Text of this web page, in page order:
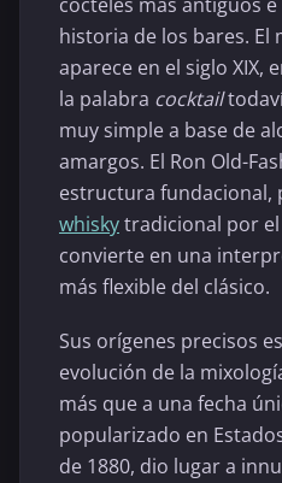
historia de los bares. El
aparece en el siglo XIX,
la palabra cocktail
muy simple a base de
amargos. El Ron Old-
estructura fundacional,
whiskytradicional por
convierte en una
más flexible del clásico.
Sus orígenes precisos
evolución de la
más que a una fecha
popularizado en
de 1880, dio lugar a